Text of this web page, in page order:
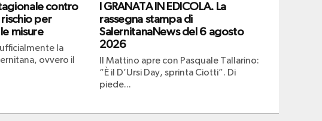
contro
rischio per
misure
la
ovvero il
I GRANATA IN EDICOLA. La
rassegna stampa di
SalernitanaNews del 6 agosto
2026
Il Mattino apre con Pasquale Tallarino:
“È il D’Ursi Day, sprinta Ciotti”. Di
piede...